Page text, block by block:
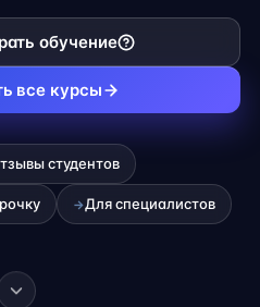
обучение
все курсы
студентов
→Для специалистов